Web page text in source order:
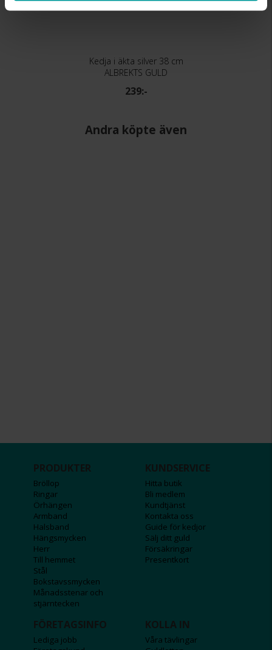
Kedja i äkta silver 38 cm
ALBREKTS GULD
239:-
Andra köpte även
PRODUKTER
Bröllop
Ringar
Örhängen
Armband
Halsband
Hängsmycken
Herr
Till hemmet
Stål
Bokstavssmycken
Månadsstenar och
stjärntecken
KUNDSERVICE
Hitta butik
Bli medlem
Kundtjänst
Kontakta oss
Guide för kedjor
Sälj ditt guld
Försäkringar
Presentkort
FÖRETAGSINFO
Lediga jobb
KOLLA IN
Våra tävlingar